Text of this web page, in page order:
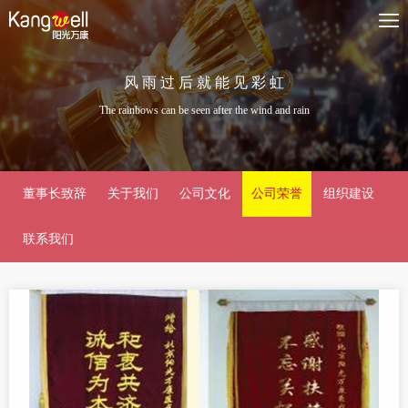
风 雨 过 后 就 能 见 彩 虹
The rainbows can be seen after the wind and rain
董事长致辞 关于我们 公司文化 公司荣誉 组织建设
联系我们